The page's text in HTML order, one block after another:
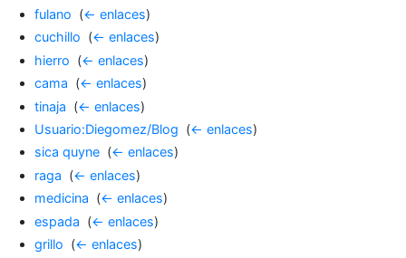
fulano (← enlaces)
cuchillo (← enlaces)
hierro (← enlaces)
cama (← enlaces)
tinaja (← enlaces)
Usuario:Diegomez/Blog (← enlaces)
sica quyne (← enlaces)
raga (← enlaces)
medicina (← enlaces)
espada (← enlaces)
grillo (← enlaces)